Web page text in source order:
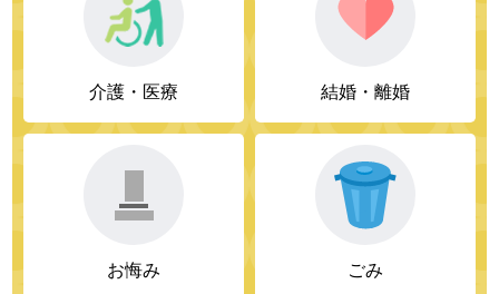
介護・医療 結婚・離婚
お悔み ごみ